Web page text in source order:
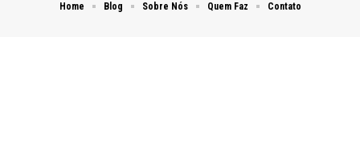
Home Blog Sobre Nós Quem Faz Contato